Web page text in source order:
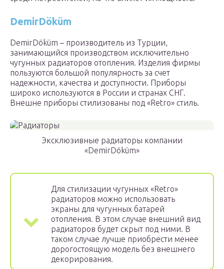
DemirDöküm
DemirDöküm – производитель из Турции,
занимающийся производством исключительно
чугунных радиаторов отопления. Изделия фирмы
пользуются большой популярность за счет
надежности, качества и доступности. Приборы
широко используются в России и странах СНГ.
Внешне приборы стилизованы под «Retro» стиль.
Эксклюзивные радиаторы компании
«DemirDöküm»
Для стилизации чугунных «Retro»
радиаторов можно использовать
экраны для чугунных батарей
отопления. В этом случае внешний вид
радиаторов будет скрыт под ними. В
таком случае лучше приобрести менее
дорогостоящую модель без внешнего
декорирования.